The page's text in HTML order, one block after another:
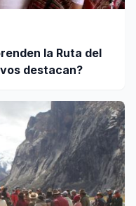
la Ruta del
destacan?